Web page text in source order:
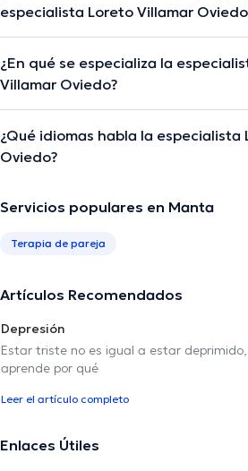
especialista Loreto Villamar
¿En qué se especializa la
Villamar Oviedo?
¿Qué idiomas habla la especialista
Oviedo?
Servicios populares en Manta
Terapia de pareja
Artículos Recomendados
Depresión
Estar triste no es igual a estar deprimido,
aprende por qué
Leer el artículo completo
Enlaces Útiles